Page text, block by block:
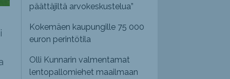
päättäjiltä arvokeskustelua”
Kokemäen kaupungille 75 000
euron perintötila
Olli Kunnarin valmentamat
lentopallomiehet maailmaan